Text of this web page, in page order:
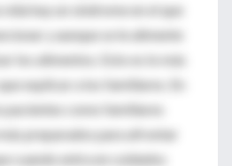
hay un síndrome en el que
y aunque se le alimente
los alimentos. Esto es lo más
explicar a los familiares. En
pacientes como familiares
preparados para afrontar
cuando entra en cuidados